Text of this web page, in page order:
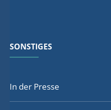
SONSTIGES
In der Presse